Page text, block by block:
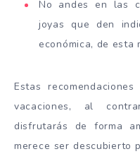
No andes en las
joyas que den
económica, de esta
Estas
vacaciones, al
disfrutarás de forma
merece ser descubierto